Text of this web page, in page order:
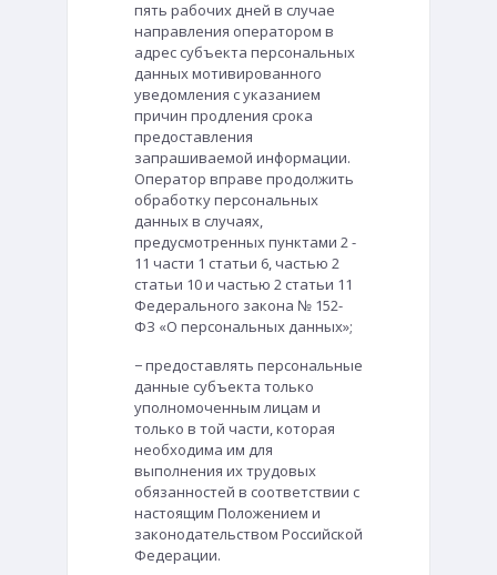
пять рабочих дней в случае
направления оператором в
адрес субъекта персональных
данных мотивированного
уведомления с указанием
причин продления срока
предоставления
запрашиваемой информации.
Оператор вправе продолжить
обработку персональных
данных в случаях,
предусмотренных пунктами 2 -
11 части 1 статьи 6, частью 2
статьи 10 и частью 2 статьи 11
Федерального закона № 152-
ФЗ «О персональных данных»;
− предоставлять персональные
данные субъекта только
уполномоченным лицам и
только в той части, которая
необходима им для
выполнения их трудовых
обязанностей в соответствии с
настоящим Положением и
законодательством Российской
Федерации.